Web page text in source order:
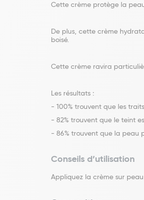
Cette crème protège la
De plus, cette crème
boisé.
Cette crème ravira
Les résultats :
- 100% trouvent que les
- 82% trouvent que le teint
- 86% trouvent que la peau
Conseils d’utilisation
Appliquez la crème sur